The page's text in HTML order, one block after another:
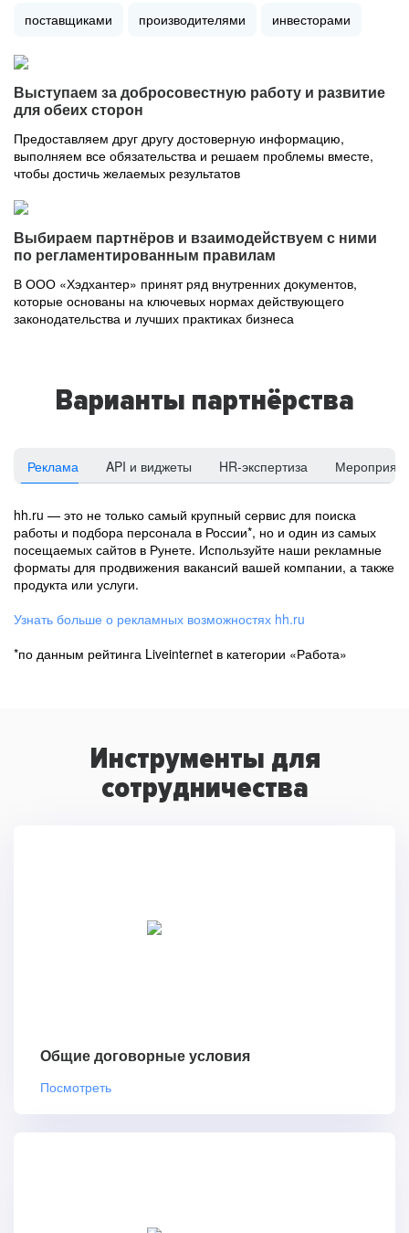
поставщиками производителями инвесторами
Выступаем за добросовестную работу и развитие
для обеих сторон
Предоставляем друг другу достоверную информацию,
выполняем все обязательства и решаем проблемы вместе,
чтобы достичь желаемых результатов
Выбираем партнёров и взаимодействуем с ними
по регламентированным правилам
В ООО «Хэдхантер» принят ряд внутренних документов,
которые основаны на ключевых нормах действующего
законодательства и лучших практиках бизнеса
Варианты партнёрства
Реклама API и виджеты HR-экспертиза
hh.ru — это не только самый крупный сервис для поиска
работы и подбора персонала в России*, но и один из самых
посещаемых сайтов в Рунете. Используйте наши рекламные
форматы для продвижения вакансий вашей компании, а также
продукта или услуги.
Узнать больше о рекламных возможностях hh.ru
*по данным рейтинга Liveinternet в категории «Работа»
Инструменты для
сотрудничества
Общие договорные условия
Посмотреть